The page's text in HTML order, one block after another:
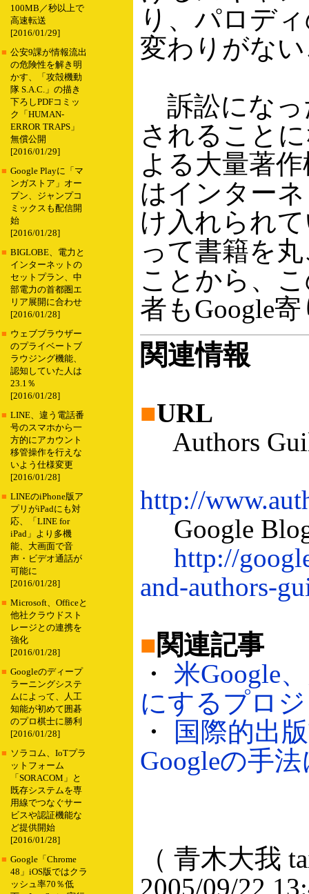
100MB／秒以上で
高速転送
[2016/01/29]
■ 公安9課が情報流出
の危険性を解き明
かす、「攻殻機動
隊 S.A.C.」の描き
下ろしPDFコミッ
ク「HUMAN-
ERROR TRAPS」
無償公開
[2016/01/29]
■ Google Playに「マ
ンガストア」オー
プン、ジャンプコ
ミックスも配信開
始
[2016/01/28]
■ BIGLOBE、電力と
インターネットの
セットプラン、中
部電力の首都圏エ
リア展開に合わせ
[2016/01/28]
■ ウェブブラウザー
のプライベートブ
ラウジング機能、
認知していた人は
23.1％
[2016/01/28]
■ LINE、違う電話番
号のスマホから一
方的にアカウント
移管操作を行えな
いよう仕様変更
[2016/01/28]
■ LINEのiPhone版ア
プリがiPadにも対
応、「LINE for
iPad」より多機
能、大画面で音
声・ビデオ通話が
可能に
[2016/01/28]
■ Microsoft、Officeと
他社クラウドスト
レージとの連携を
強化
[2016/01/28]
■ Googleのディープ
ラーニングシステ
ムによって、人工
知能が初めて囲碁
のプロ棋士に勝利
[2016/01/28]
■ ソラコム、IoTプラ
ットフォーム
「SORACOM」と
既存システムを専
用線でつなぐサー
ビスや認証機能な
ど提供開始
[2016/01/28]
■ Google「Chrome
48」iOS版ではクラ
ッシュ率70％低
り、パロデ
変わりがな
訴訟になっ
されること
よる大量著
はインター
け入れられ
って書籍を
ことから、
者もGoogle
関連情報
■URL
Authors
http://
Google
http://
and-authors-
■関連記事
・ 米Google
にするプロ
・
国際的出
Googleの手
（ 青木大我
2005/09/22